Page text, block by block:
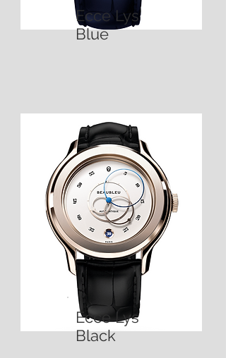
Ecce Lys
Blue
Ecce Lys
Black